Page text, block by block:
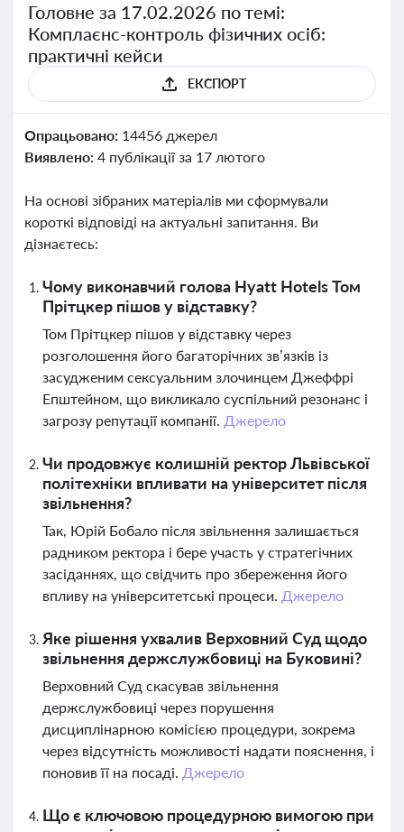
Головне за 17.02.2026 по темі:
Комплаєнс-контроль фізичних осіб:
практичні кейси
ЕКСПОРТ
Опрацьовано: 14456 джерел
Виявлено: 4 публікації за 17 лютого
На основі зібраних матеріалів ми сформували
короткі відповіді на актуальні запитання. Ви
дізнаєтесь:
Чому виконавчий голова Hyatt Hotels Том
Прітцкер пішов у відставку?
Том Прітцкер пішов у відставку через
розголошення його багаторічних зв’язків із
засудженим сексуальним злочинцем Джеффрі
Епштейном, що викликало суспільний резонанс і
загрозу репутації компанії. Джерело
Чи продовжує колишній ректор Львівської
політехніки впливати на університет після
звільнення?
Так, Юрій Бобало після звільнення залишається
радником ректора і бере участь у стратегічних
засіданнях, що свідчить про збереження його
впливу на університетські процеси. Джерело
Яке рішення ухвалив Верховний Суд щодо
звільнення держслужбовиці на Буковині?
Верховний Суд скасував звільнення
держслужбовиці через порушення
дисциплінарною комісією процедури, зокрема
через відсутність можливості надати пояснення, і
поновив її на посаді. Джерело
Що є ключовою процедурною вимогою при